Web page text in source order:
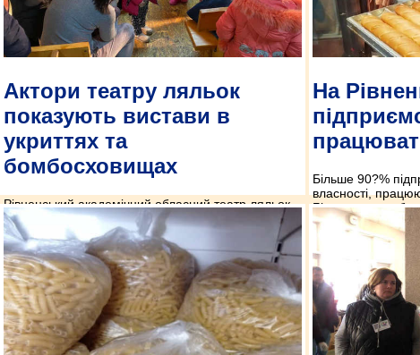
Актори театру ляльок
показують вистави в
укриттях та
бомбосховищах
Рівненський академічний обласний театр ляльок
відновив свою творчу роботу. Попри воєнний стан,
актори грають вистави для маленьких глядачів.
Зараз вони це роблять в місцях для вимушено
евакуйованих осіб.
На
Більше 90?%
власності,
Більше того, в
збільшується
начальник
адміністрації
каналу».